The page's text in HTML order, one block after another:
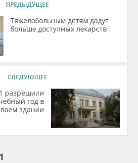
ПРЕДЫДУЩЕЕ
Тяжелобольным детям дадут
больше доступных лекарств
СЛЕДУЮЩЕЕ
разрешили
год в
здании